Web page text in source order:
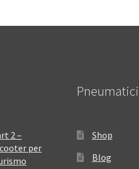
2 –
per
Shop
Blog